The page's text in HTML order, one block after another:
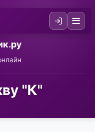
"К"